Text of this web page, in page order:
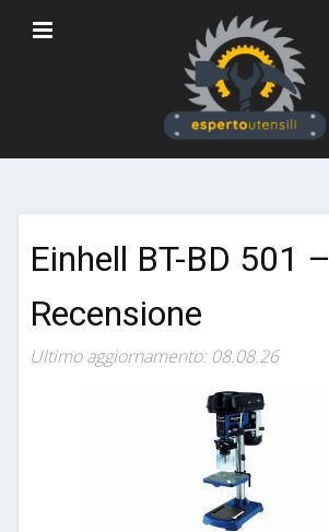
Einhell BT-BD 501 –
Recensione
Ultimo aggiornamento: 08.08.26